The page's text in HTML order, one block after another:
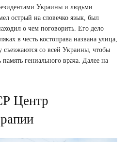
Украины и людьми
острый на словечко язык, был
о чем поговорить. Его дело
в честь костоправа названа улица,
съезжаются со всей Украины, чтобы
гениального врача. Далее на
Центр